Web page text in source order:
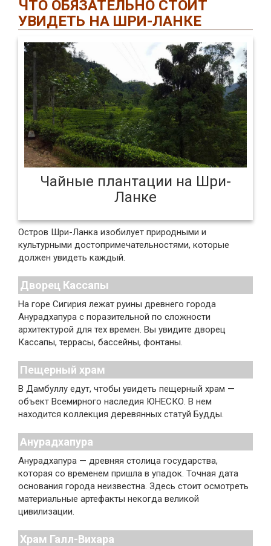
ЧТО ОБЯЗАТЕЛЬНО СТОИТ
УВИДЕТЬ НА ШРИ-ЛАНКЕ
Чайные плантации на Шри-
Ланке
Остров Шри-Ланка изобилует природными и
культурными достопримечательностями, которые
должен увидеть каждый.
Дворец Кассапы
На горе Сигирия лежат руины древнего города
Анурадхапура с поразительной по сложности
архитектурой для тех времен. Вы увидите дворец
Кассапы, террасы, бассейны, фонтаны.
Пещерный храм
В Дамбуллу едут, чтобы увидеть пещерный храм —
объект Всемирного наследия ЮНЕСКО. В нем
находится коллекция деревянных статуй Будды.
Анурадхапура
Анурадхапура — древняя столица государства,
которая со временем пришла в упадок. Точная дата
основания города неизвестна. Здесь стоит осмотреть
материальные артефакты некогда великой
цивилизации.
Храм Галл-Вихара